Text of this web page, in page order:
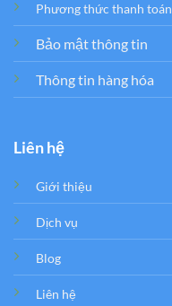
Phương thức thanh toán
Bảo mật thông tin
Thông tin hàng hóa
Liên hệ
Giới thiệu
Dịch vụ
Blog
Liên hệ